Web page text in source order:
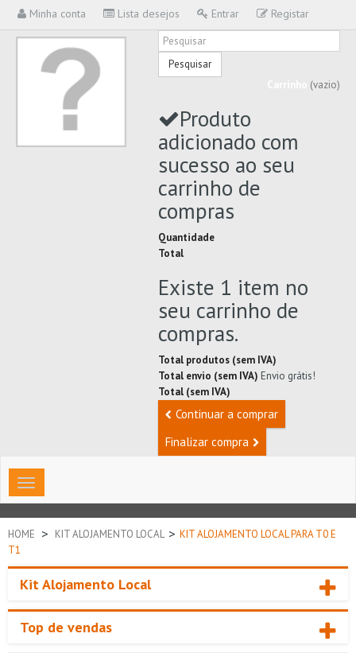
Minha conta Lista desejos Entrar Registar
Pesquisar
(vazio)
Produto
adicionado com
sucesso ao seu
carrinho de
compras
Quantidade
Total
Existe 1 item no
seu carrinho de
compras.
Total produtos (sem IVA)
Total envio (sem IVA) Envio grátis!
Total (sem IVA)
Continuar a comprar
Finalizar compra
Toggle
navigation
HOME > KIT ALOJAMENTO LOCAL > KIT ALOJAMENTO LOCAL PARA T0 E
T1
Kit Alojamento Local
Top de vendas